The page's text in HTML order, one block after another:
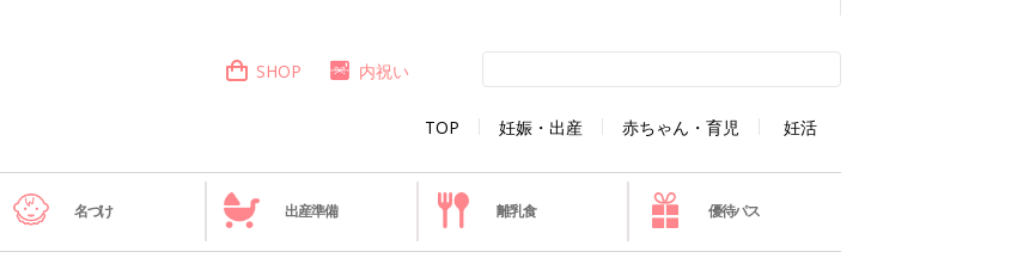
TOP 妊娠・出産 赤ちゃん・育児 妊活
SHOP 内祝い
名づけ 出産準備 離乳食 優待パス